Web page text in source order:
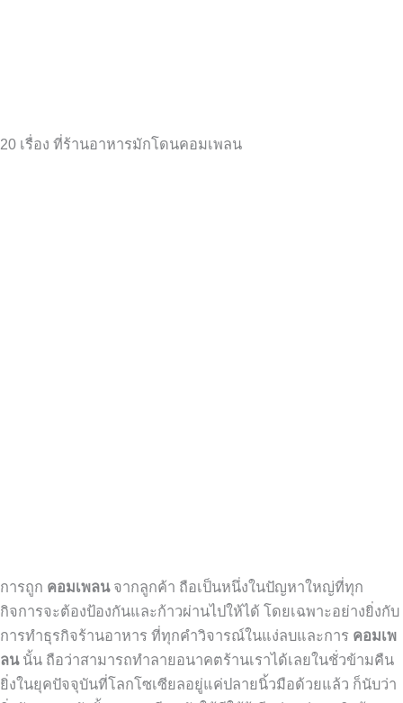
20 เรื่อง ที่ร้านอาหารมักโดนคอมเพลน
การถูก คอมเพลน จากลูกค้า ถือเป็นหนึ่งในปัญหาใหญ่ที่ทุก
กิจการจะต้องป้องกันและก้าวผ่านไปให้ได้ โดยเฉพาะอย่างยิ่งกับ
การทำธุรกิจร้านอาหาร ที่ทุกคำวิจารณ์ในแง่ลบและการ คอมเพ
ลน นั้น ถือว่าสามารถทำลายอนาคตร้านเราได้เลยในชั่วข้ามคืน
ยิ่งในยุคปัจจุบันที่โลกโซเซียลอยู่แค่ปลายนิ้วมือด้วยแล้ว ก็นับว่า